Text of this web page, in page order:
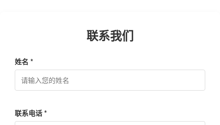
联系我们
姓名 *
联系电话 *